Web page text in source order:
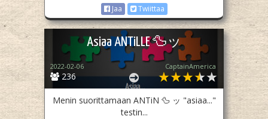
Jaa
Twiittaa
Asiaa ANTiLLE 🦆ッ
236
2022-02-06 CaptainAmerica
Menin suorittamaan ANTiN 🦆 ッ "asiaa..."
testin...